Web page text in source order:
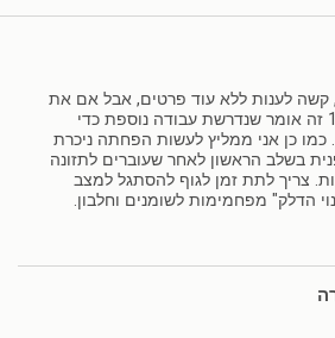
קשה לענות ללא עוד פרטים, אבל אם את
קמה עם 198 זה אומר שנדרשת עבודה נוספת כדי
כמו כן אני ממליץ לעשות הפחתה ניכרת
בשלב הראשון לאחר שעוברים לתזונה
צריך לתת זמן לגוף להסתגל למצב
הדלק" מפחמימות לשומנים וחלבון.